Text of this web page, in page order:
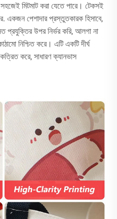
মিটমাট করা যেতে পারে। টেকসই
একজন পেশাদার প্রস্তুতকারক হিসাবে,
প্রযুক্তির উপর নির্ভর করি, আলগা না
নিশ্চিত করে। এটি একটি দীর্ঘ
করে, সাধারণ ক্যানভাস